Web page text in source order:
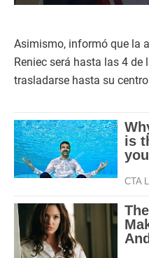
c
n
d
s
2
m
i
n
u
t
2
2
Asimismo, informó que la
Reniec será hasta las 4 de
trasladarse hasta su